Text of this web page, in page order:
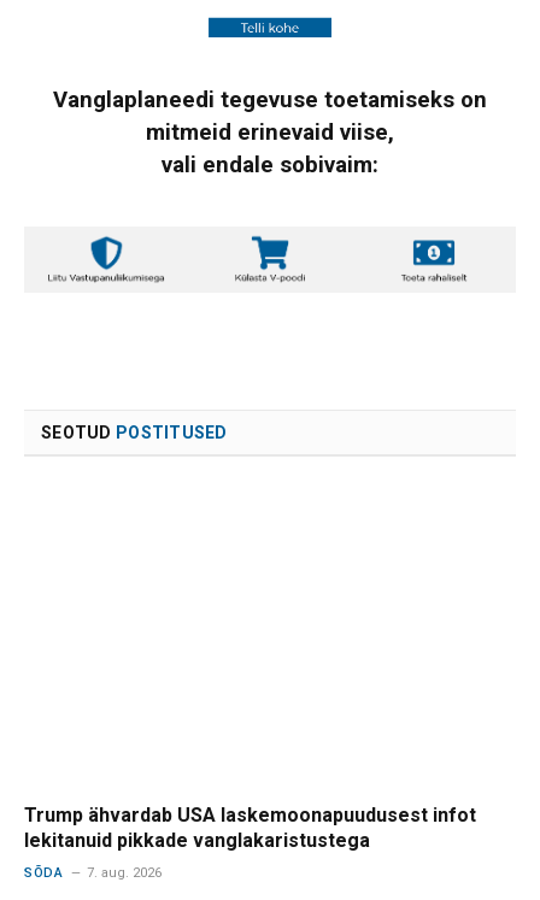
Vanglaplaneedi tegevuse toetamiseks on
mitmeid erinevaid viise,
vali endale sobivaim:
SEOTUD POSTITUSED
Trump ähvardab USA laskemoonapuudusest infot
lekitanuid pikkade vanglakaristustega
SÕDA 7. aug. 2026